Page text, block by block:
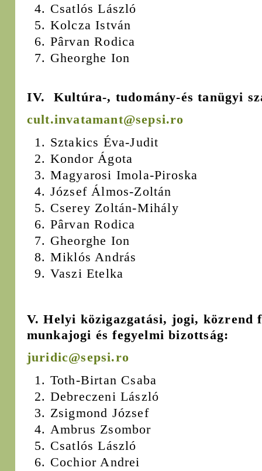
Csatlós László
Kolcza István
Pârvan Rodica
Gheorghe Ion
IV. Kultúra-, tudomány-és tanügyi
cult.invatamant@sepsi.ro
Sztakics Éva-Judit
Kondor Ágota
Magyarosi Imola-Piroska
József Álmos-Zoltán
Cserey Zoltán-Mihály
Pârvan Rodica
Gheorghe Ion
Miklós András
Vaszi Etelka
V. Helyi közigazgatási, jogi, közrend
munkajogi és fegyelmi bizottság:
juridic@sepsi.ro
Toth-Birtan Csaba
Debreczeni László
Zsigmond József
Ambrus Zsombor
Csatlós László
Cochior Andrei